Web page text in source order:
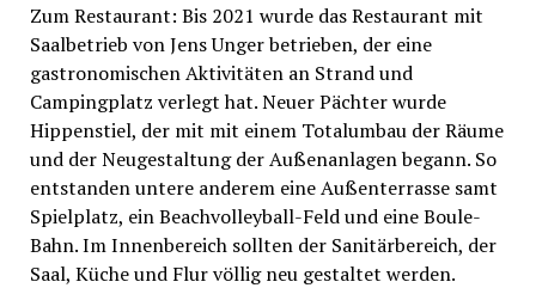
Zum Restaurant: Bis 2021 wurde das Restaurant mit
Saalbetrieb von Jens Unger betrieben, der eine
gastronomischen Aktivitäten an Strand und
Campingplatz verlegt hat. Neuer Pächter wurde
Hippenstiel, der mit mit einem Totalumbau der Räume
und der Neugestaltung der Außenanlagen begann. So
entstanden untere anderem eine Außenterrasse samt
Spielplatz, ein Beachvolleyball-Feld und eine Boule-
Bahn. Im Innenbereich sollten der Sanitärbereich, der
Saal, Küche und Flur völlig neu gestaltet werden.